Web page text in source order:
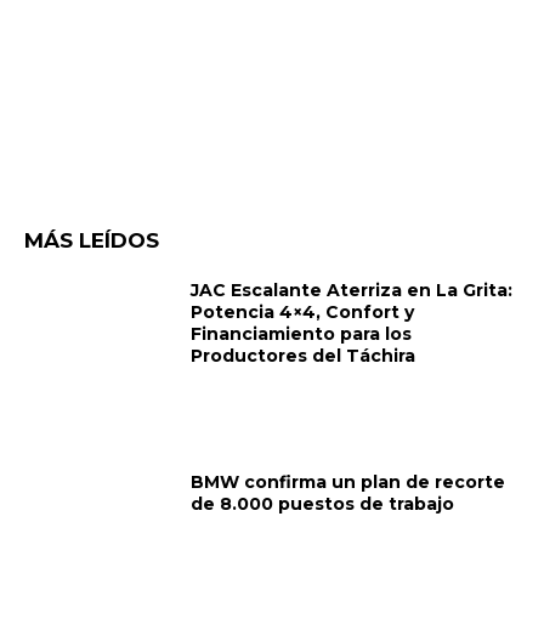
MÁS LEÍDOS
JAC Escalante Aterriza en La Grita:
Potencia 4×4, Confort y
Financiamiento para los
Productores del Táchira
BMW confirma un plan de recorte
de 8.000 puestos de trabajo